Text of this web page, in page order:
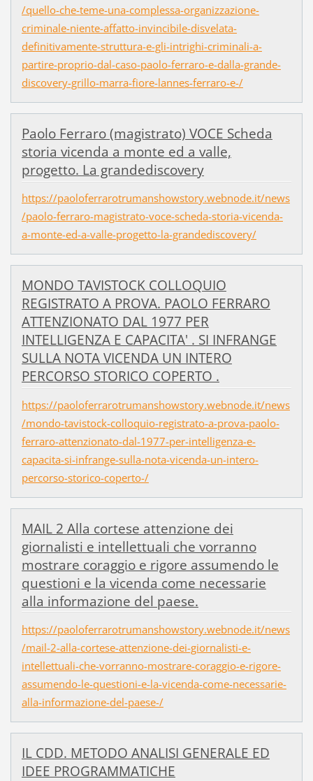
/quello-che-teme-una-complessa-organizzazione-
criminale-niente-affatto-invincibile-disvelata-
definitivamente-struttura-e-gli-intrighi-criminali-a-
partire-proprio-dal-caso-paolo-ferraro-e-dalla-grande-
discovery-grillo-marra-fiore-lannes-ferraro-e-/
Paolo Ferraro (magistrato) VOCE Scheda
storia vicenda a monte ed a valle,
progetto. La grandediscovery
https://paoloferrarotrumanshowstory.webnode.it/news
/paolo-ferraro-magistrato-voce-scheda-storia-vicenda-
a-monte-ed-a-valle-progetto-la-grandediscovery/
MONDO TAVISTOCK COLLOQUIO
REGISTRATO A PROVA. PAOLO FERRARO
ATTENZIONATO DAL 1977 PER
INTELLIGENZA E CAPACITA' . SI INFRANGE
SULLA NOTA VICENDA UN INTERO
PERCORSO STORICO COPERTO .
https://paoloferrarotrumanshowstory.webnode.it/news
/mondo-tavistock-colloquio-registrato-a-prova-paolo-
ferraro-attenzionato-dal-1977-per-intelligenza-e-
capacita-si-infrange-sulla-nota-vicenda-un-intero-
percorso-storico-coperto-/
MAIL 2 Alla cortese attenzione dei
giornalisti e intellettuali che vorranno
mostrare coraggio e rigore assumendo le
questioni e la vicenda come necessarie
alla informazione del paese.
https://paoloferrarotrumanshowstory.webnode.it/news
/mail-2-alla-cortese-attenzione-dei-giornalisti-e-
intellettuali-che-vorranno-mostrare-coraggio-e-rigore-
assumendo-le-questioni-e-la-vicenda-come-necessarie-
alla-informazione-del-paese-/
IL CDD. METODO ANALISI GENERALE ED
IDEE PROGRAMMATICHE